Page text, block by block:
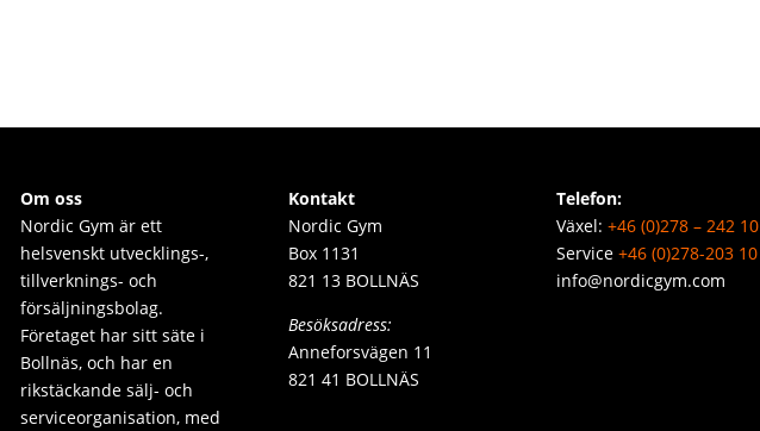
Om oss
Nordic Gym är ett
helsvenskt utvecklings-,
tillverknings- och
försäljningsbolag.
Företaget har sitt säte i
Bollnäs, och har en
rikstäckande sälj- och
serviceorganisation, med
Kontakt
Nordic Gym
Box 1131
821 13 BOLLNÄS
Besöksadress:
Anneforsvägen 11
821 41 BOLLNÄS
Telefon:
Växel: +46 (0)278 – 242 10
Service +46 (0)278-203 10
info@nordicgym.com